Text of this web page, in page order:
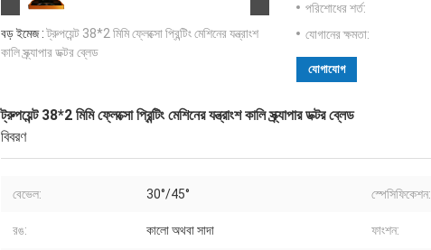
বড় ইমেজ :ট্রুপয়েন্ট 38*2 মিমি ফ্লেক্সো প্রিন্টিং মেশিনের যন্ত্রাংশ
কালি স্ক্র্যাপার ডক্টর ব্লেড
পরিশোধের শর্ত:
যোগানের ক্ষমতা:
যোগাযোগ
ট্রুপয়েন্ট 38*2 মিমি ফ্লেক্সো প্রিন্টিং মেশিনের যন্ত্রাংশ কালি স্ক্র্যাপার ডক্টর ব্লেড
বিবরণ
বেভেল: 30°/45° স্পেসিফিকেশন:
রঙ: কালো অথবা সাদা ফাংশন: